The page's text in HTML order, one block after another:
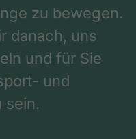
zu bewegen.
danach, uns
und für Sie
und
sein.